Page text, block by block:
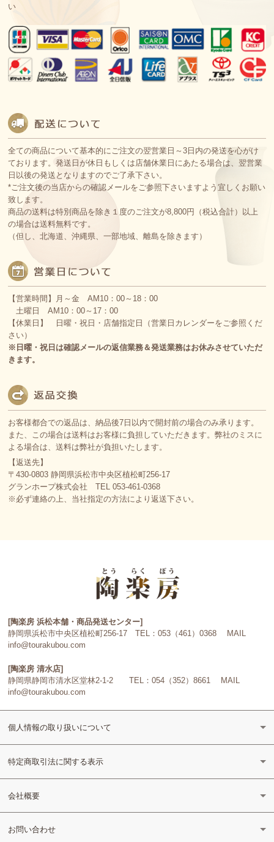
い
全ての商品について基本的にご注文の翌営業日～3日内の発送を心がけ
ております。発送日が休日もしくは店舗休業日にあたる場合は、翌営業
日以後の発送となりますのでご了承下さい。
*ご注文後の当店からの確認メールをご参照下さいますよう宜しくお願い
致します。
商品の送料は特別商品を除き１度のご注文が8,800円（税込合計）以上
の場合は送料無料です。
（但し、北海道、沖縄県、一部地域、離島を除きます）
【営業時間】月～金 AM10：00～18：00
土曜日 AM10：00～17：00
【休業日】 日曜・祝日・店舗指定日（営業日カレンダーをご参照くだ
さい）
※日曜・祝日は確認メールの返信業務＆発送業務はお休みさせていただ
きます。
お客様都合での返品は、納品後7日以内で開封前の場合のみ承ります。
また、この場合は送料はお客様に負担していただきます。弊社のミスに
よる場合は、送料は弊社が負担いたします。
【返送先】
〒430-0803 静岡県浜松市中央区植松町256-17
グランホープ株式会社 TEL 053-461-0368
※必ず連絡の上、当社指定の方法により返送下さい。
[陶楽房 浜松本舗・商品発送センター]
静岡県浜松市中央区植松町256-17 TEL：053（461）0368 MAIL
info@tourakubou.com
[陶楽房 清水店]
静岡県静岡市清水区堂林2-1-2 TEL：054（352）8661 MAIL
info@tourakubou.com
個人情報の取り扱いについて
特定商取引法に関する表示
会社概要
お問い合わせ